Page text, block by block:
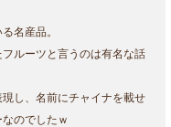
名産品。
ルーツと言うのは有名な話
し、名前にチャイナを載せ
のでしたｗ